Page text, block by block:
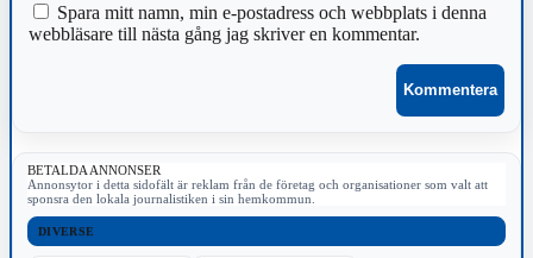
Spara mitt namn, min e-postadress och webbplats i denna
webbläsare till nästa gång jag skriver en kommentar.
BETALDA ANNONSER
Annonsytor i detta sidofält är reklam från de företag och organisationer som valt att
sponsra den lokala journalistiken i sin hemkommun.
DIVERSE